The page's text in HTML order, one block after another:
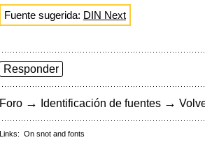
Fuente sugerida: DIN Next
Responder
Foro → Identificación de fuentes →
Links: On snot and fonts